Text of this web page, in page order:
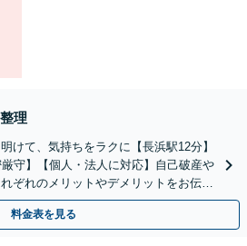
理
けて、気持ちをラクに【長浜駅12分】
厳守】【個人・法人に対応】自己破産や
ぞれのメリットやデメリットをお伝え
きます【法テラス可】
料金表を見る